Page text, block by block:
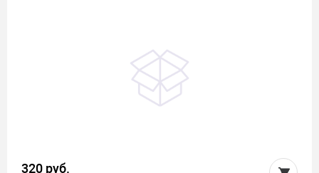
320 руб.